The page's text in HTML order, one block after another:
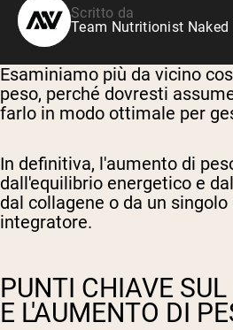
Shop All Vegan
Scritto da
Team Nutritionist Naked
Esaminiamo più da vicino
peso, perché dovresti
farlo in modo ottimale per
In definitiva, l'aumento di
dall'equilibrio energetico e
dal collagene o da un
integratore.
PUNTI CHIAVE
E L'AUMENTO DI